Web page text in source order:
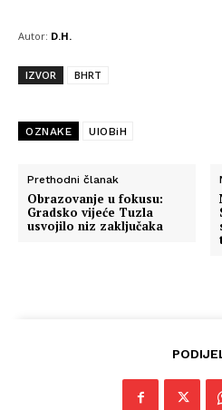
Autor: D.H.
IZVOR BHRT
OZNAKE UIOBiH
Prethodni članak
Obrazovanje u fokusu:
Gradsko vijeće Tuzla
usvojilo niz zaključaka